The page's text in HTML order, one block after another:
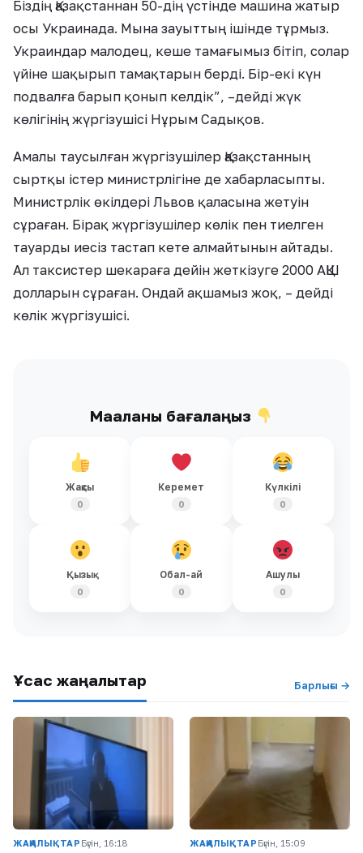
Біздің Қазақстаннан 50-дің үстінде машина жатыр
осы Украинада. Мына зауыттың ішінде тұрмыз.
Украиндар малодец, кеше тамағымыз бітіп, солар
үйіне шақырып тамақтарын берді. Бір-екі күн
подвалға барып қонып келдік”, –дейді жүк
көлігінің жүргізушісі Нұрым Садықов.
Амалы таусылған жүргізушілер Қазақстанның
сыртқы істер министрлігіне де хабарласыпты.
Министрлік өкілдері Львов қаласына жетуін
сұраған. Бірақ жүргізушілер көлік пен тиелген
тауарды иесіз тастап кете алмайтынын айтады.
Ал таксистер шекараға дейін жеткізуге 2000 АҚШ
долларын сұраған. Ондай ақшамыз жоқ, – дейді
көлік жүргізушісі.
Мақаланы бағалаңыз
Жақсы
0
Керемет
0
Күлкілі
0
Қызық
0
Обал-ай
0
Ашулы
0
Ұқсас жаңалықтар Барлығы →
ЖАҢАЛЫҚТАР Бүгін, 16:18 ЖАҢАЛЫҚТАР Бүгін, 15:09